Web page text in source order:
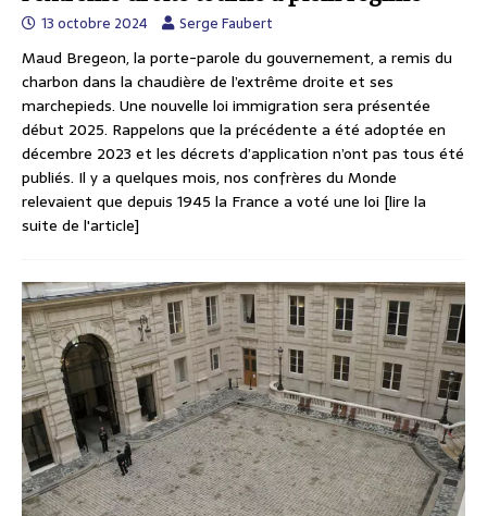
13 octobre 2024 Serge Faubert
Maud Bregeon, la porte-parole du gouvernement, a remis du
charbon dans la chaudière de l’extrême droite et ses
marchepieds. Une nouvelle loi immigration sera présentée
début 2025. Rappelons que la précédente a été adoptée en
décembre 2023 et les décrets d’application n’ont pas tous été
publiés. Il y a quelques mois, nos confrères du Monde
relevaient que depuis 1945 la France a voté une loi [lire la
suite de l'article]